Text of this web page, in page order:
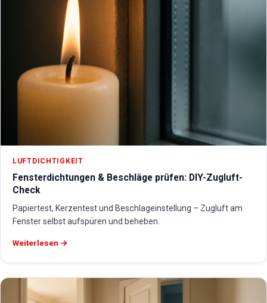
LUFTDICHTIGKEIT
Fensterdichtungen & Beschläge prüfen: DIY-Zugluft-
Check
Papiertest, Kerzentest und Beschlageinstellung – Zugluft am
Fenster selbst aufspüren und beheben.
Weiterlesen →